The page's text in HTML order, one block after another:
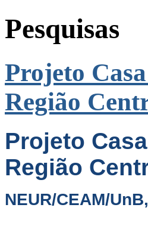
Pesquisas
Projeto
Região
Projeto
Região
NEUR/CEAM/